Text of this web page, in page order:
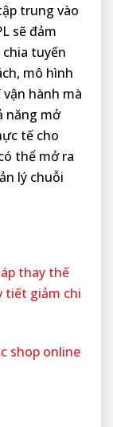
trung vào
sẽ đảm
tuyến
mô hình
hành mà
năng mở
tế cho
thể mở ra
lý chuỗi
thay thế
tiết giảm chi
shop online